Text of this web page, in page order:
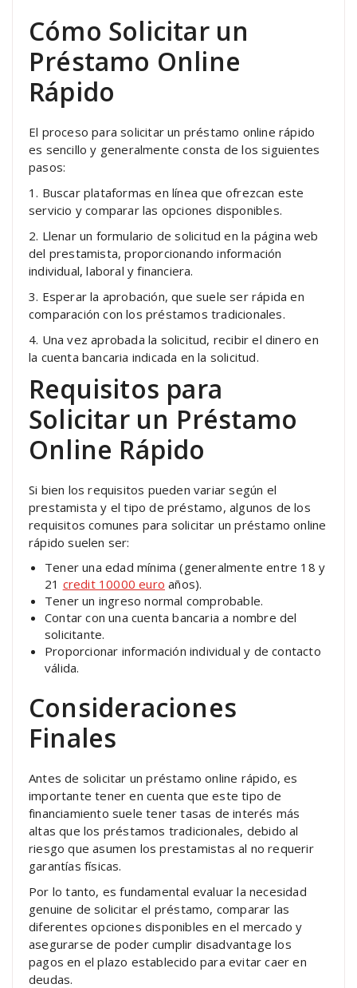
Cómo Solicitar un
Préstamo Online
Rápido
El proceso para solicitar un préstamo online rápido
es sencillo y generalmente consta de los siguientes
pasos:
1. Buscar plataformas en línea que ofrezcan este
servicio y comparar las opciones disponibles.
2. Llenar un formulario de solicitud en la página web
del prestamista, proporcionando información
individual, laboral y financiera.
3. Esperar la aprobación, que suele ser rápida en
comparación con los préstamos tradicionales.
4. Una vez aprobada la solicitud, recibir el dinero en
la cuenta bancaria indicada en la solicitud.
Requisitos para
Solicitar un Préstamo
Online Rápido
Si bien los requisitos pueden variar según el
prestamista y el tipo de préstamo, algunos de los
requisitos comunes para solicitar un préstamo online
rápido suelen ser:
Tener una edad mínima (generalmente entre 18 y
21 credit 10000 euro años).
Tener un ingreso normal comprobable.
Contar con una cuenta bancaria a nombre del
solicitante.
Proporcionar información individual y de contacto
válida.
Consideraciones
Finales
Antes de solicitar un préstamo online rápido, es
importante tener en cuenta que este tipo de
financiamiento suele tener tasas de interés más
altas que los préstamos tradicionales, debido al
riesgo que asumen los prestamistas al no requerir
garantías físicas.
Por lo tanto, es fundamental evaluar la necesidad
genuine de solicitar el préstamo, comparar las
diferentes opciones disponibles en el mercado y
asegurarse de poder cumplir disadvantage los
pagos en el plazo establecido para evitar caer en
deudas.